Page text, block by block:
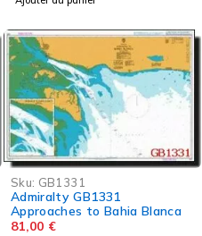
Sku: GB1331
Admiralty GB1331
Approaches to Bahia Blanca
81,00 €